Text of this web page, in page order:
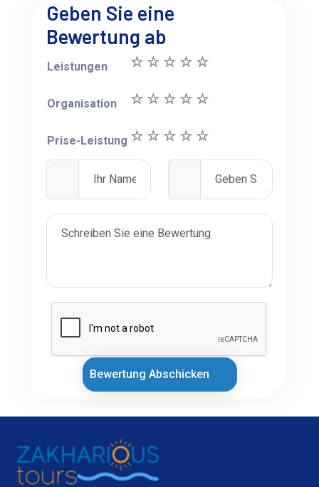
Geben Sie eine
Bewertung ab
Leistungen
Organisation
Prise-Leistung
Bewertung Abschicken